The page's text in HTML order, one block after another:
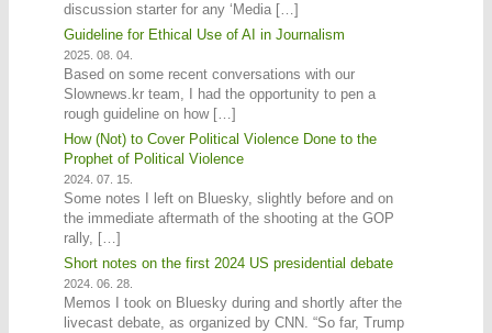
discussion starter for any ‘Media […]
Guideline for Ethical Use of AI in Journalism
2025. 08. 04.
Based on some recent conversations with our
Slownews.kr team, I had the opportunity to pen a
rough guideline on how […]
How (Not) to Cover Political Violence Done to the
Prophet of Political Violence
2024. 07. 15.
Some notes I left on Bluesky, slightly before and on
the immediate aftermath of the shooting at the GOP
rally, […]
Short notes on the first 2024 US presidential debate
2024. 06. 28.
Memos I took on Bluesky during and shortly after the
livecast debate, as organized by CNN. “So far, Trump